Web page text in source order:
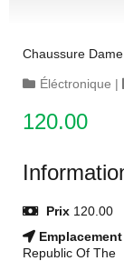
Chaussure
Éléctronique |
120.00
Prix 120.00
Emplacement
Republic Of The